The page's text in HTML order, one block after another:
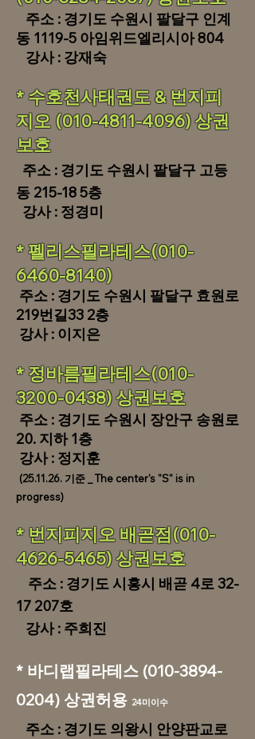
주소 : 경기도 수원시 팔달구 인계
동 1119-5 아임위드엘리시아 804
​ 강사 : 강재숙
* 수호천사태권도 & 번지피
지오 (010-4811-4096)상권
보호
주소 : 경기도 수원시 팔달구 고등
동 215-18 5층
강사 : 정경미
* 펠리스필라테스(010-
6460-8140)
주소 : 경기도 수원시 팔달구 효원로
219번길33 2층
​ 강사 : 이지은
* 정바름필라테스(010-
3200-0438) 상권보호
주소 : 경기도 수원시 장안구 송원로
20. 지하 1층
​ 강사 : 정지훈
(25.11.26. 기준 _ The center's "S" is in
progress)
​* 번지피지오 배곧점(010-
4626-5465) 상권보호
주소 : 경기도 시흥시 배곧 4로 32-
17 207호
​ 강사 : 주희진
​* 바디랩필라테스 (010-3894-
0204) 상권허용 24미이수
주소 : 경기도 의왕시 안양판교로